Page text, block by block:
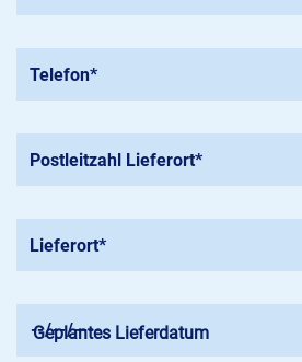
Geplantes Lieferdatum